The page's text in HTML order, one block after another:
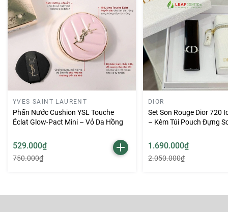
YVES SAINT LAURENT
Phấn Nước Cushion YSL Touche
Éclat Glow-Pact Mini – Vỏ Da Hồng
529.000₫
750.000₫
DIOR
Set Son Rouge Dior 720
– Kèm Túi Pouch Đựng
1.690.000₫
2.050.000₫